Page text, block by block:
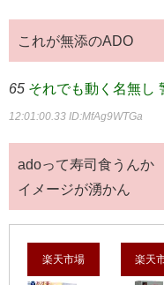
これが無添のADO
65 それでも動く名無し
12:01:00.33 ID:MfAg9WTGa
adoって寿司食うんか
イメージが湧かん
楽天市場 楽天